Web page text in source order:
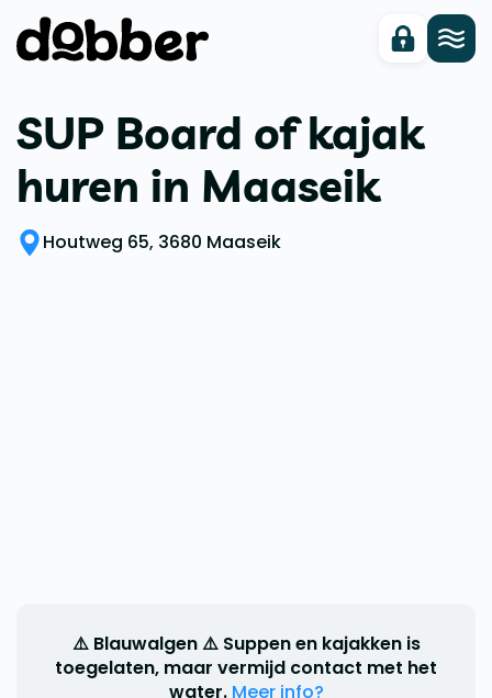
SUP Board of kajak
huren in Maaseik
Houtweg 65, 3680 Maaseik
⚠️ Blauwalgen ⚠️ Suppen en kajakken is
toegelaten, maar vermijd contact met het
water. Meer info?